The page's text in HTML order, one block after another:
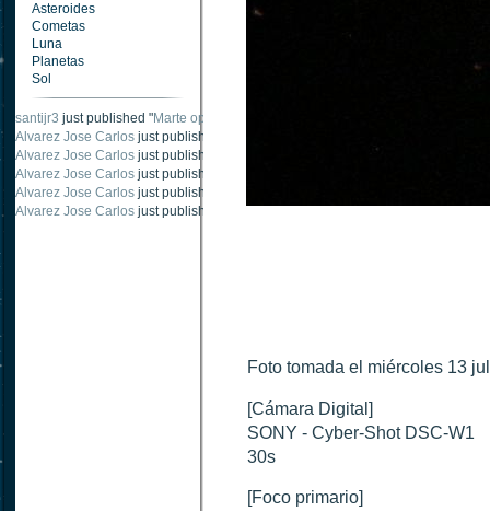
Asteroides
Cometas
Luna
Planetas
Sol
santijr3 just published "Marte oposición 2020
Alvarez Jose Carlos just published "
Alvarez Jose Carlos just published "
Alvarez Jose Carlos just published "
Alvarez Jose Carlos just published "
Alvarez Jose Carlos just published "
Foto tomada el miércoles 13
[Cámara Digital]
SONY - Cyber-Shot DSC-W1
30s
[Foco primario]